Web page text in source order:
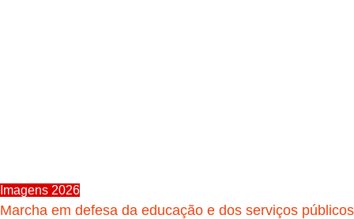
Imagens 2026
Marcha em defesa da educação e dos serviços públicos